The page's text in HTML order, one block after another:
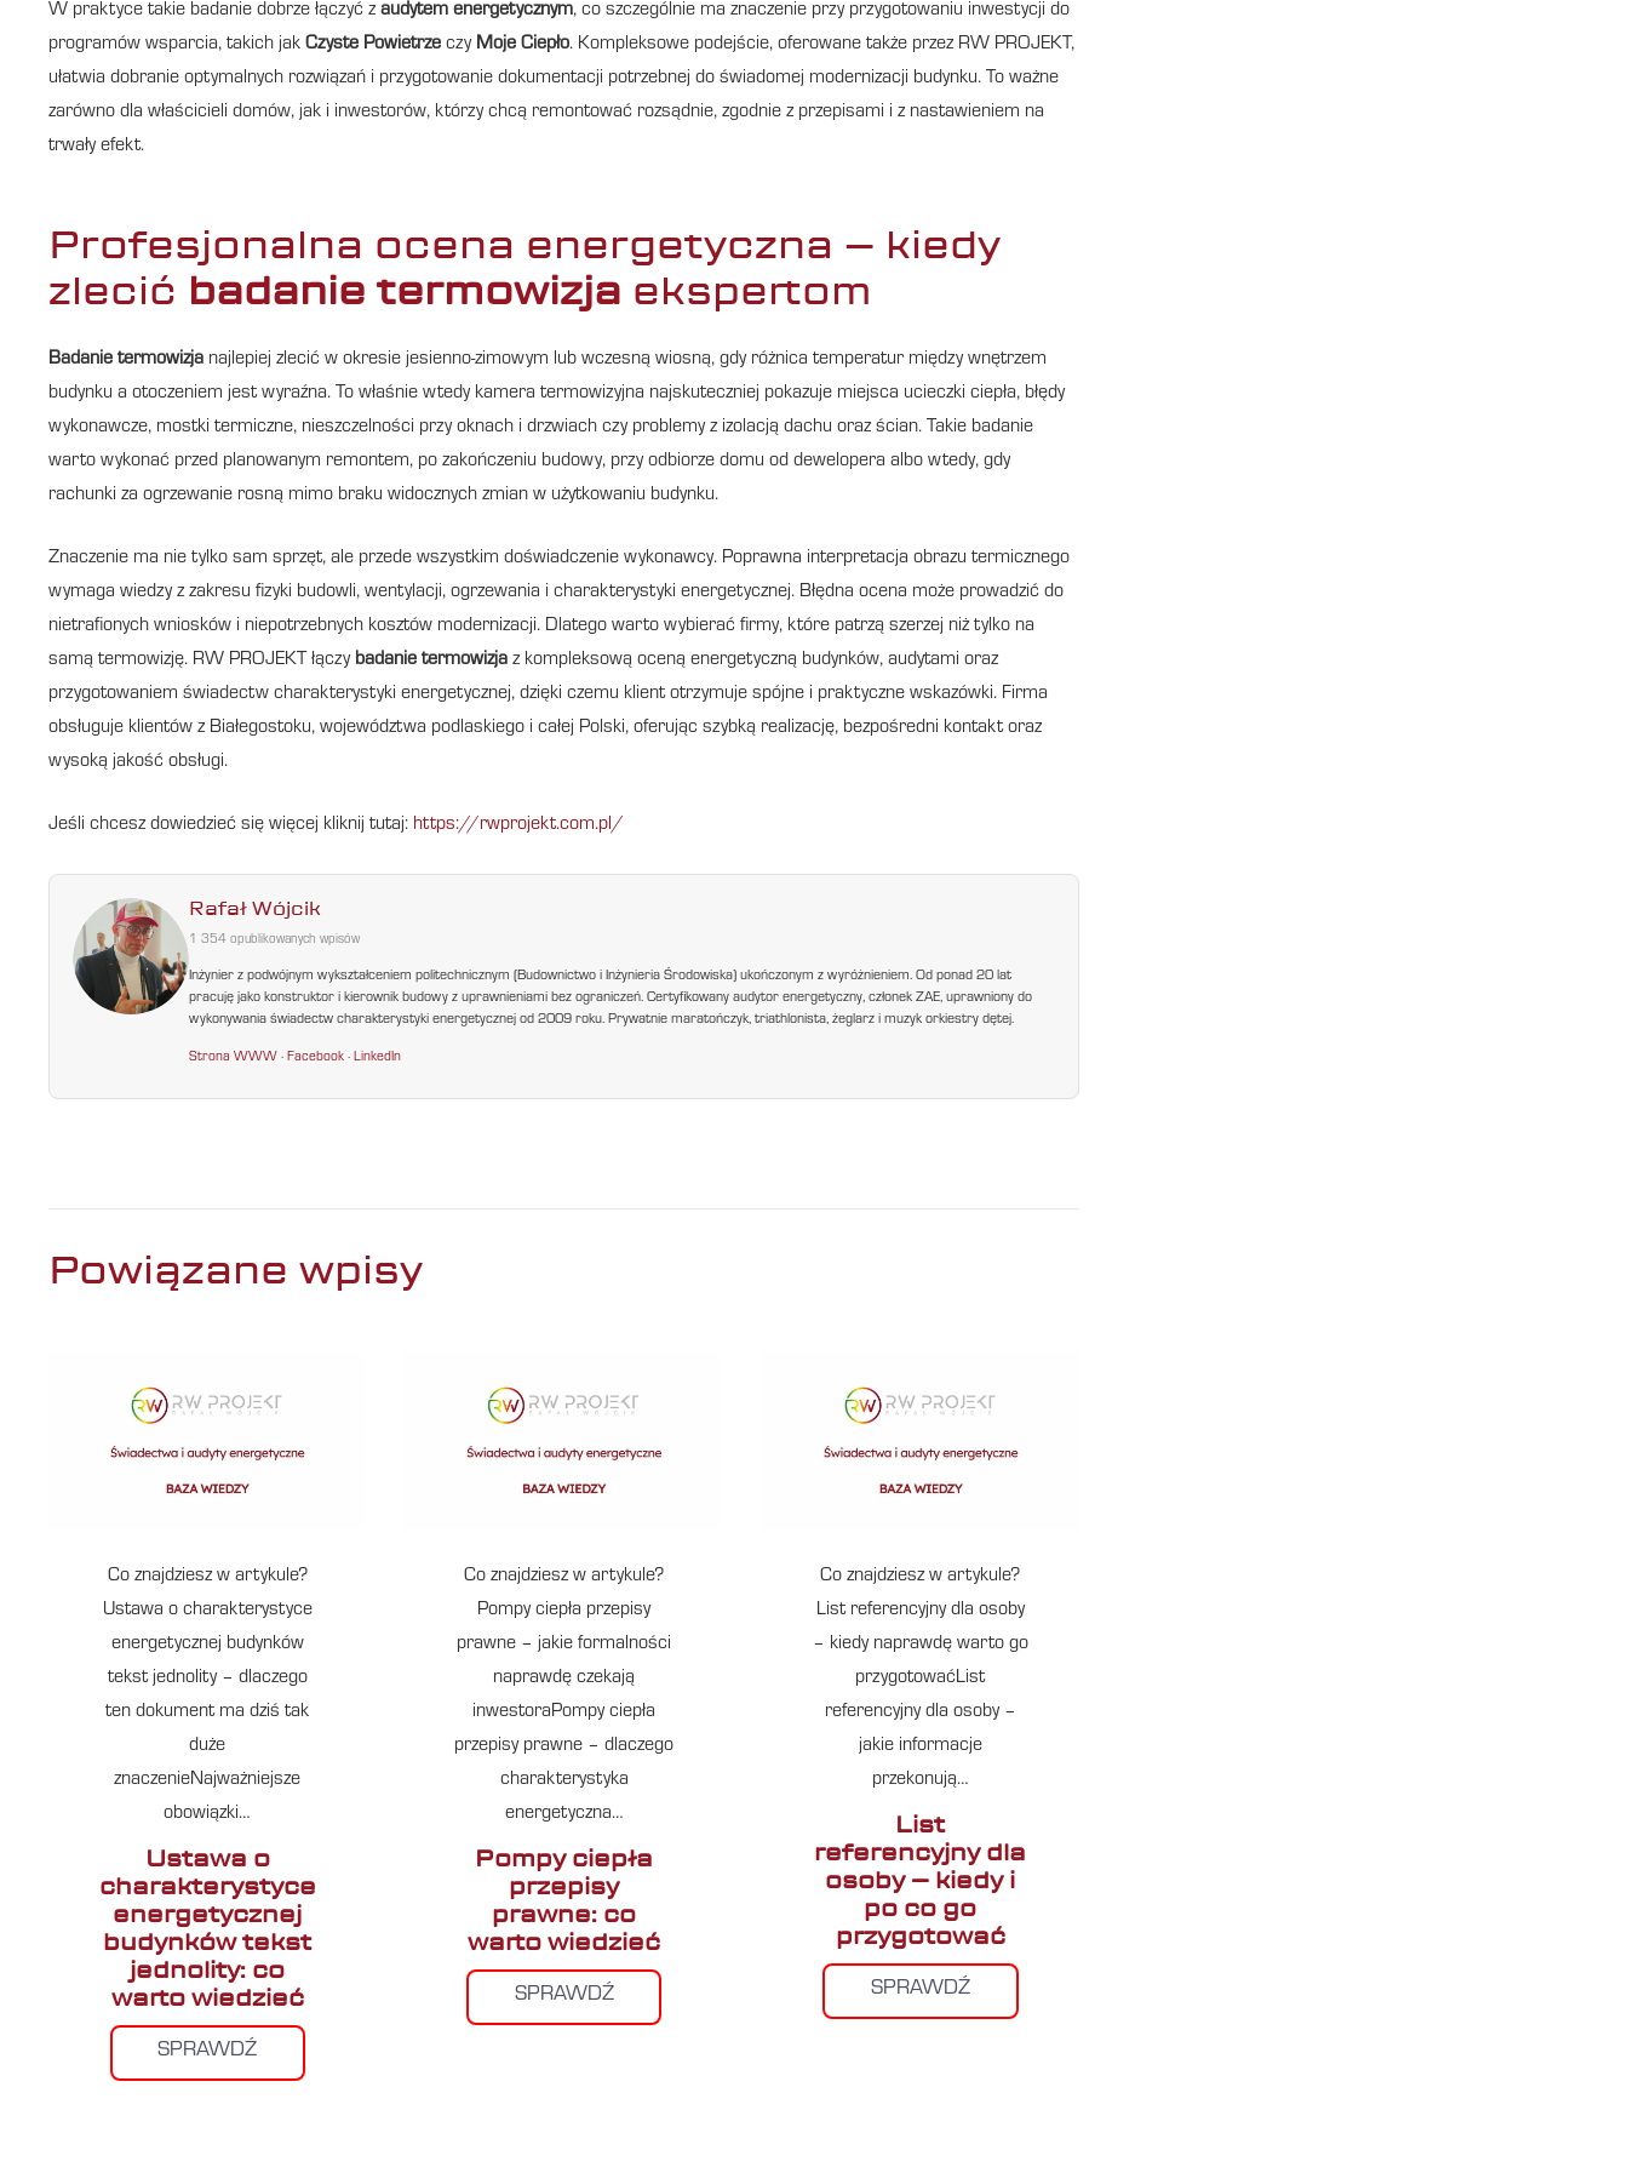
W praktyce takie badanie dobrze łączyć z audytem energetycznym, co szczególnie ma znaczenie przy przygotowaniu inwestycji do
programów wsparcia, takich jak Czyste Powietrze czy Moje Ciepło. Kompleksowe podejście, oferowane także przez RW PROJEKT,
ułatwia dobranie optymalnych rozwiązań i przygotowanie dokumentacji potrzebnej do świadomej modernizacji budynku. To ważne
zarówno dla właścicieli domów, jak i inwestorów, którzy chcą remontować rozsądnie, zgodnie z przepisami i z nastawieniem na
trwały efekt.
Profesjonalna ocena energetyczna – kiedy
zlecić badanie termowizja ekspertom
Badanie termowizja najlepiej zlecić w okresie jesienno-zimowym lub wczesną wiosną, gdy różnica temperatur między wnętrzem
budynku a otoczeniem jest wyraźna. To właśnie wtedy kamera termowizyjna najskuteczniej pokazuje miejsca ucieczki ciepła, błędy
wykonawcze, mostki termiczne, nieszczelności przy oknach i drzwiach czy problemy z izolacją dachu oraz ścian. Takie badanie
warto wykonać przed planowanym remontem, po zakończeniu budowy, przy odbiorze domu od dewelopera albo wtedy, gdy
rachunki za ogrzewanie rosną mimo braku widocznych zmian w użytkowaniu budynku.
Znaczenie ma nie tylko sam sprzęt, ale przede wszystkim doświadczenie wykonawcy. Poprawna interpretacja obrazu termicznego
wymaga wiedzy z zakresu fizyki budowli, wentylacji, ogrzewania i charakterystyki energetycznej. Błędna ocena może prowadzić do
nietrafionych wniosków i niepotrzebnych kosztów modernizacji. Dlatego warto wybierać firmy, które patrzą szerzej niż tylko na
samą termowizję. RW PROJEKT łączy badanie termowizja z kompleksową oceną energetyczną budynków, audytami oraz
przygotowaniem świadectw charakterystyki energetycznej, dzięki czemu klient otrzymuje spójne i praktyczne wskazówki. Firma
obsługuje klientów z Białegostoku, województwa podlaskiego i całej Polski, oferując szybką realizację, bezpośredni kontakt oraz
wysoką jakość obsługi.
Jeśli chcesz dowiedzieć się więcej kliknij tutaj: https://rwprojekt.com.pl/
Rafał Wójcik
1 354 opublikowanych wpisów
Inżynier z podwójnym wykształceniem politechnicznym (Budownictwo i Inżynieria Środowiska) ukończonym z wyróżnieniem. Od ponad 20 lat
pracuję jako konstruktor i kierownik budowy z uprawnieniami bez ograniczeń. Certyfikowany audytor energetyczny, członek ZAE, uprawniony do
wykonywania świadectw charakterystyki energetycznej od 2009 roku. Prywatnie maratończyk, triathlonista, żeglarz i muzyk orkiestry dętej.
Strona WWW ·Facebook ·LinkedIn
Powiązane wpisy
Co znajdziesz w artykule?
Ustawa o charakterystyce
energetycznej budynków
tekst jednolity – dlaczego
ten dokument ma dziś tak
duże
znaczenieNajważniejsze
obowiązki…
Ustawa o
charakterystyce
energetycznej
budynków tekst
jednolity: co
warto wiedzieć
SPRAWDŹ
Co znajdziesz w artykule?
Pompy ciepła przepisy
prawne – jakie formalności
naprawdę czekają
inwestoraPompy ciepła
przepisy prawne – dlaczego
charakterystyka
energetyczna…
Pompy ciepła
przepisy
prawne: co
warto wiedzieć
SPRAWDŹ
Co znajdziesz w artykule?
List referencyjny dla osoby
– kiedy naprawdę warto go
przygotowaćList
referencyjny dla osoby –
jakie informacje
przekonują…
List
referencyjny dla
osoby – kiedy i
po co go
przygotować
SPRAWDŹ